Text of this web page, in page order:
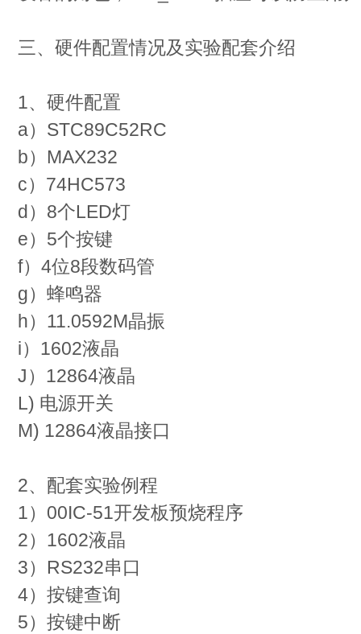
三、硬件配置情况及实验配套介绍
1、硬件配置
a）STC89C52RC
b）MAX232
c）74HC573
d）8个LED灯
e）5个按键
f）4位8段数码管
g）蜂鸣器
h）11.0592M晶振
i）1602液晶
J）12864液晶
L) 电源开关
M) 12864液晶接口
2、配套实验例程
1）00IC-51开发板预烧程序
2）1602液晶
3）RS232串口
4）按键查询
5）按键中断